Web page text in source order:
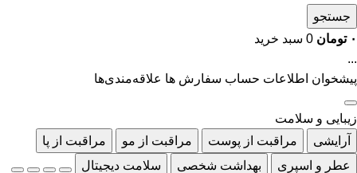
جستجو
۰ تومان 0 سبد خرید
...
پیشخوان اطلاعات حساب سفارش ها علاقه‌مندی‌ها
زیبایی و سلامت
آرایشی
مراقبت از پوست مراقبت از مو
مراقبت از پا
عطر و اسپری
بهداشت شخصی
سلامت دیجیتال